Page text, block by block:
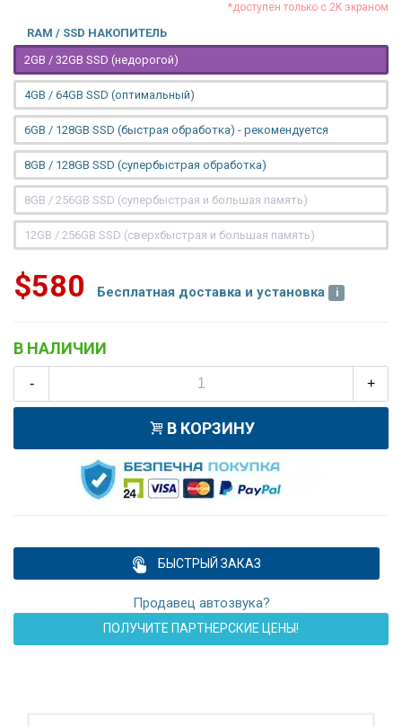
*доступен только с 2K экраном
RAM / SSD НАКОПИТЕЛЬ
2GB / 32GB SSD (недорогой)
4GB / 64GB SSD (оптимальный)
6GB / 128GB SSD (быстрая обработка) - рекомендуется
8GB / 128GB SSD (супербыстрая обработка)
8GB / 256GB SSD (супербыстрая и большая память)
12GB / 256GB SSD (сверхбыстрая и большая память)
$580 Бесплатная доставка и установка
В НАЛИЧИИ
- +
В КОРЗИНУ
БЫСТРЫЙ ЗАКАЗ
Продавец автозвука?
ПОЛУЧИТЕ ПАРТНЕРСКИЕ ЦЕНЫ!